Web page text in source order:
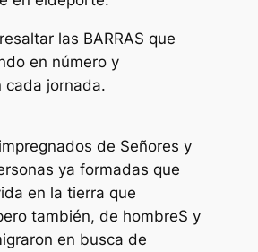
las BARRAS que
en número y
cada jornada.
de Señores y
ya formadas que
en la tierra que
también, de hombreS y
en busca de